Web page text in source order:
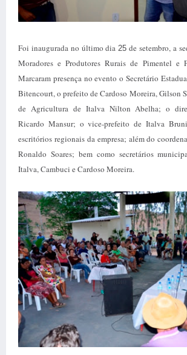
Foi inaugurada no último dia25 de setembro, a
Moradores e Produtores Rurais de Pimentel e
Marcaram presença no evento o Secretário
Bitencourt, o prefeito de Cardoso Moreira, Gilson
de Agricultura de Italva Nilton Abelha; o
Ricardo Mansur; o vice-prefeito de Italva
escritórios regionais da empresa; além do
Ronaldo Soares; bem como secretários
Italva, Cambuci e Cardoso Moreira.